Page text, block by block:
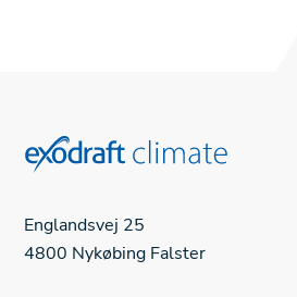
Englandsvej 25
4800 Nykøbing Falster